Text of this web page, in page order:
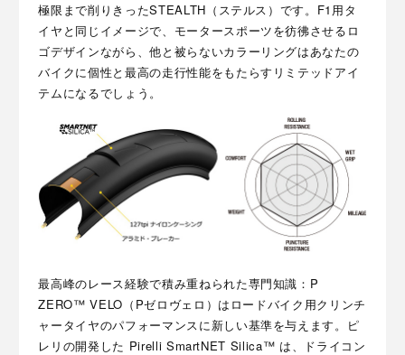
極限まで削りきったSTEALTH（ステルス）です。F1用タ
イヤと同じイメージで、モータースポーツを彷彿させるロ
ゴデザインながら、他と被らないカラーリングはあなたの
バイクに個性と最高の走行性能をもたらすリミテッドアイ
テムになるでしょう。
最高峰のレース経験で積み重ねられた専門知識：P
ZERO™ VELO（Pゼロヴェロ）はロードバイク用クリンチ
ャータイヤのパフォーマンスに新しい基準を与えます。ピ
レリの開発した Pirelli SmartNET Silica™ は、ドライコン